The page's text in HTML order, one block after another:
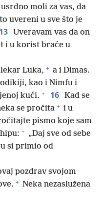
moli za vas, da
uvereni u sve što je
13
Uveravam vas da on
i u korist braće u
Luka, + a i Dimas.
kao i Nimfu i
kući. + 16 Kad se
se pročita + i u
pismo koje sam
+ „Daj sve od sebe
si primio od
pozdrav svojom
+ Neka nezaslužena